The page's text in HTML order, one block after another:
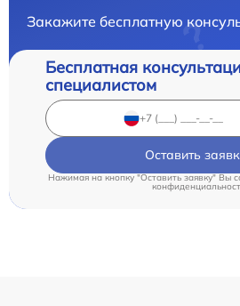
Закажите бесплатную
Бесплатная
специалистом
Оставить
Нажимая на кнопку "Оставить заявку" Вы